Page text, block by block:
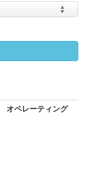
オペレーティング